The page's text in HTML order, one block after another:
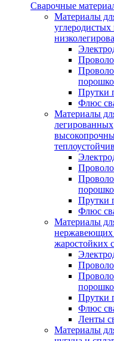
Сварочные
Материалы
углеродистых
Прутки
Флюс
Материалы
легированных
Прутки
Флюс
Материалы
нержавеющих
жаростойких
Прутки
Флюс
Ленты
Материалы